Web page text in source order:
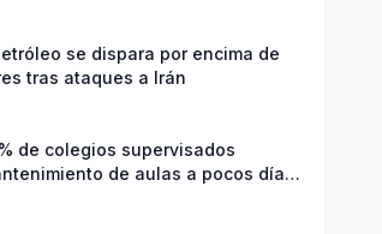
se dispara por encima de
tras ataques a Irán
de colegios supervisados
de aulas a pocos días
año escolar 2026